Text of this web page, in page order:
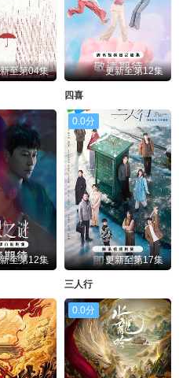
至第04集 更新至第12集
四喜
至第12集
0.0分
更新至第17集
三人行
0.0分